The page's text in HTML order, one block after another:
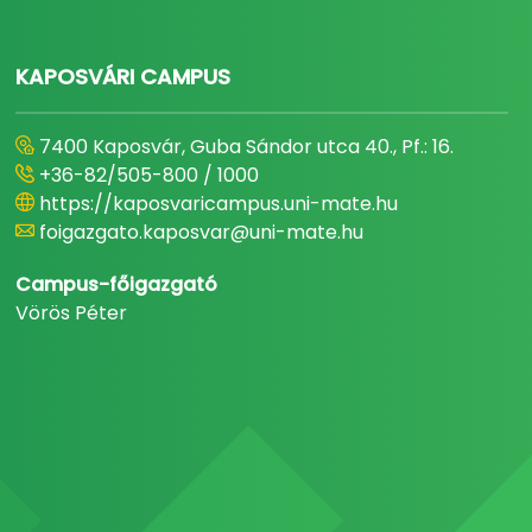
KAPOSVÁRI CAMPUS
7400 Kaposvár, Guba Sándor utca 40., Pf.: 16.
+36-82/505-800 / 1000
https://kaposvaricampus.uni-mate.hu
foigazgato.kaposvar@uni-mate.hu
Campus-főigazgató
Vörös Péter